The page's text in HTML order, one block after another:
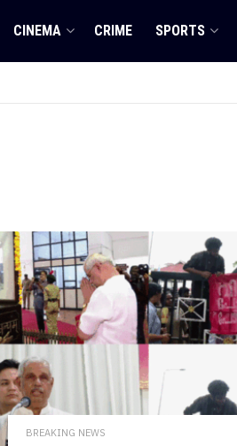
CINEMA CRIME SPORTS
BREAKING NEWS